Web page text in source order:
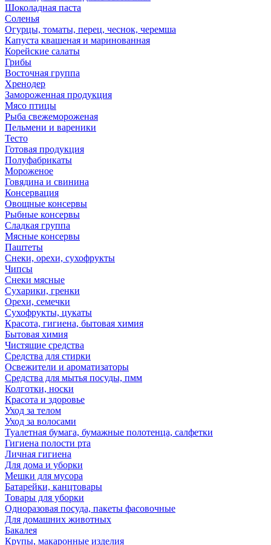
Шоколадная паста
Соленья
Огурцы, томаты, перец, чеснок, черемша
Капуста квашеная и маринованная
Корейские салаты
Грибы
Восточная группа
Хренодер
Замороженная продукция
Мясо птицы
Рыба свежемороженая
Пельмени и вареники
Тесто
Готовая продукция
Полуфабрикаты
Мороженое
Говядина и свинина
Консервация
Овощные консервы
Рыбные консервы
Сладкая группа
Мясные консервы
Паштеты
Снеки, орехи, сухофрукты
Чипсы
Снеки мясные
Сухарики, гренки
Орехи, семечки
Сухофрукты, цукаты
Красота, гигиена, бытовая химия
Бытовая химия
Чистящие средства
Средства для стирки
Освежители и ароматизаторы
Средства для мытья посуды, пмм
Колготки, носки
Красота и здоровье
Уход за телом
Уход за волосами
Туалетная бумага, бумажные полотенца, салфетки
Гигиена полости рта
Личная гигиена
Для дома и уборки
Мешки для мусора
Батарейки, канцтовары
Товары для уборки
Одноразовая посуда, пакеты фасовочные
Для домашних животных
Бакалея
Крупы, макаронные изделия